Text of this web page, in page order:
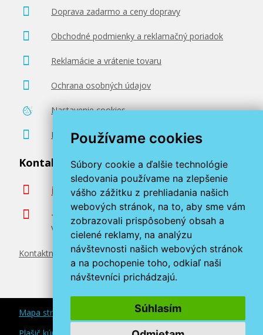
Používame cookies
Súbory cookie a ďalšie technológie
sledovania používame na zlepšenie
vášho zážitku z prehliadania našich
webových stránok, na to, aby sme vám
zobrazovali prispôsobený obsah a
cielené reklamy, na analýzu
návštevnosti našich webových stránok
a na pochopenie toho, odkiaľ naši
návštevníci prichádzajú.
Súhlasím
Doprava zadarmo a ceny dopravy
Obchodné podmienky a reklamačný poriadok
Reklamácie a vrátenie tovaru
Ochrana osobných údajov
Nastavenie cookies
Poradenstvo zadarmo
Kontaktujte nás
info@miroluk.sk
+420 377 222 313
Volajte v pracovné dni od 8. do 17. hod.
Kontaktné údaje
Mapa stránok
Plašič kún a myší